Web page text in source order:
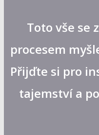
Toto vše se
procesem
Přijďte si pro
tajemství a